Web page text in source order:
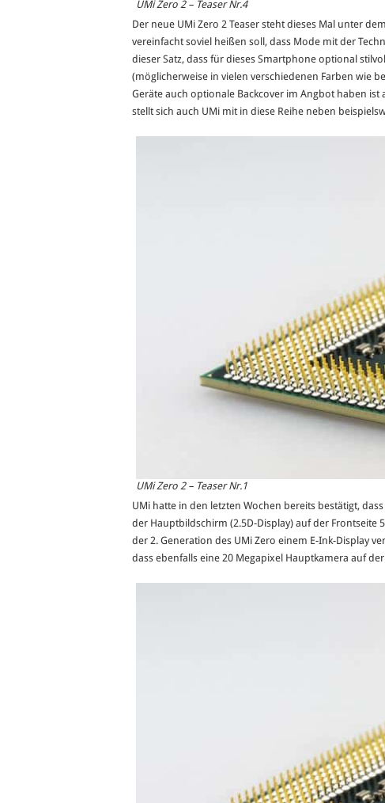
UMi Zero 2 – Teaser Nr.4
Der neue UMi Zero 2 Teaser steht dieses Mal unter
vereinfacht soviel heißen soll, dass Mode mit der
dieser Satz, dass für dieses Smartphone optional
(möglicherweise in vielen verschiedenen Farben wie
Geräte auch optionale Backcover im Angbot haben
stellt sich auch UMi mit in diese Reihe neben
UMi Zero 2 – Teaser Nr.1
UMi hatte in den letzten Wochen bereits bestätigt,
der Hauptbildschirm (2.5D-Display) auf der Frontseite
der 2. Generation des UMi Zero einem E-Ink-Display
dass ebenfalls eine 20 Megapixel Hauptkamera auf